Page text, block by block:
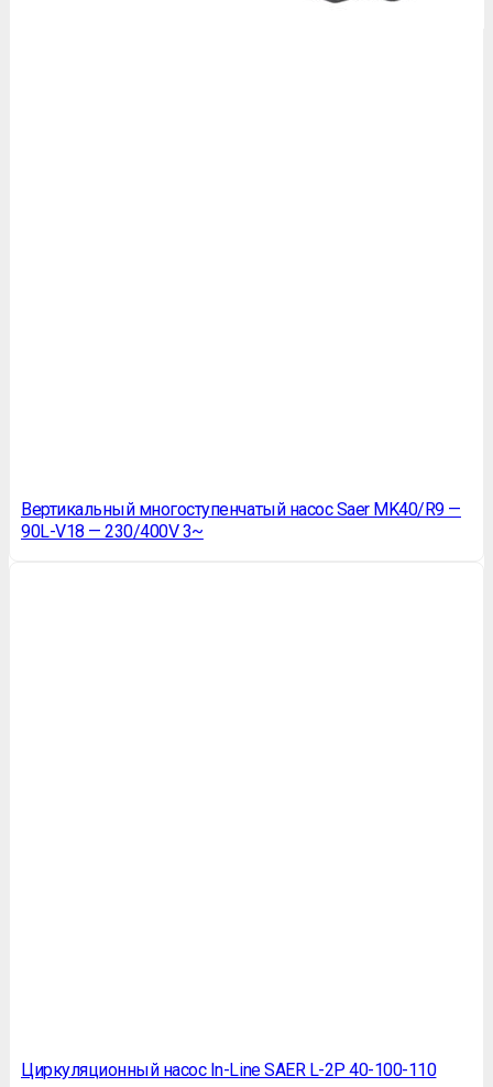
Вертикальный многоступенчатый насос Saer MK40/R9 —
90L-V18 — 230/400V 3~
Циркуляционный насос In-Line SAER L-2P 40-100-110